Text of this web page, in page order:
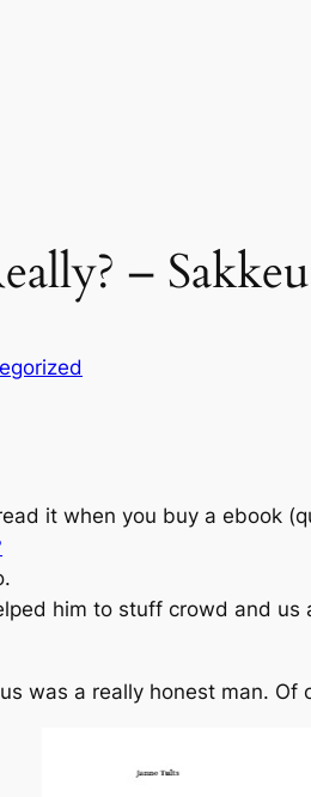
–
it when you buy a ebook
him to stuff crowd and
was a really honest man. Of